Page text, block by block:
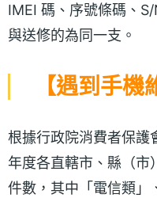
IMEI 碼、序號條碼、
與送修的為同一支。
【遇到手機
根據行政院消費者保
年度各直轄市、縣（市
件數，其中「電信類」